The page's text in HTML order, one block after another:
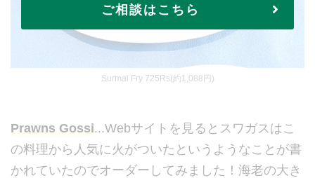
Surmai Fry 725Rs(約1,088円)
Prawns Gossi...Webサイトを見るとスワガスはこ
の料理から人気に火がついたというようなことが書
かれていたのでオーダーしてみました！海老の大き
ご相談はこちら